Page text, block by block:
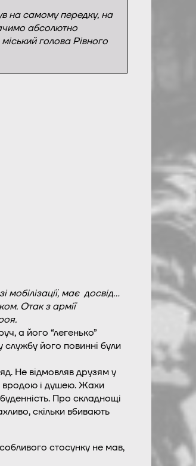
на самому передку, на
абсолютно
голова Рівного
мобілізації, має досвід…
Отак з армії
а його “легенько”
службу його повинні були
Не відмовляв друзям у
вродою і душею. Жахи
Про складнощі
скільки вбивають
стосунку не мав,